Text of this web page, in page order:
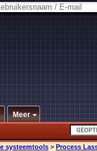
Meer
systeemtools > Process